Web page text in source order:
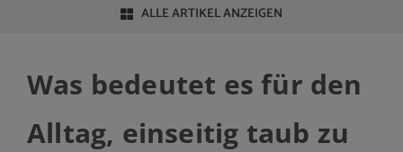
ALLE ARTIKEL ANZEIGEN
Was bedeutet es für den
Alltag, einseitig taub zu